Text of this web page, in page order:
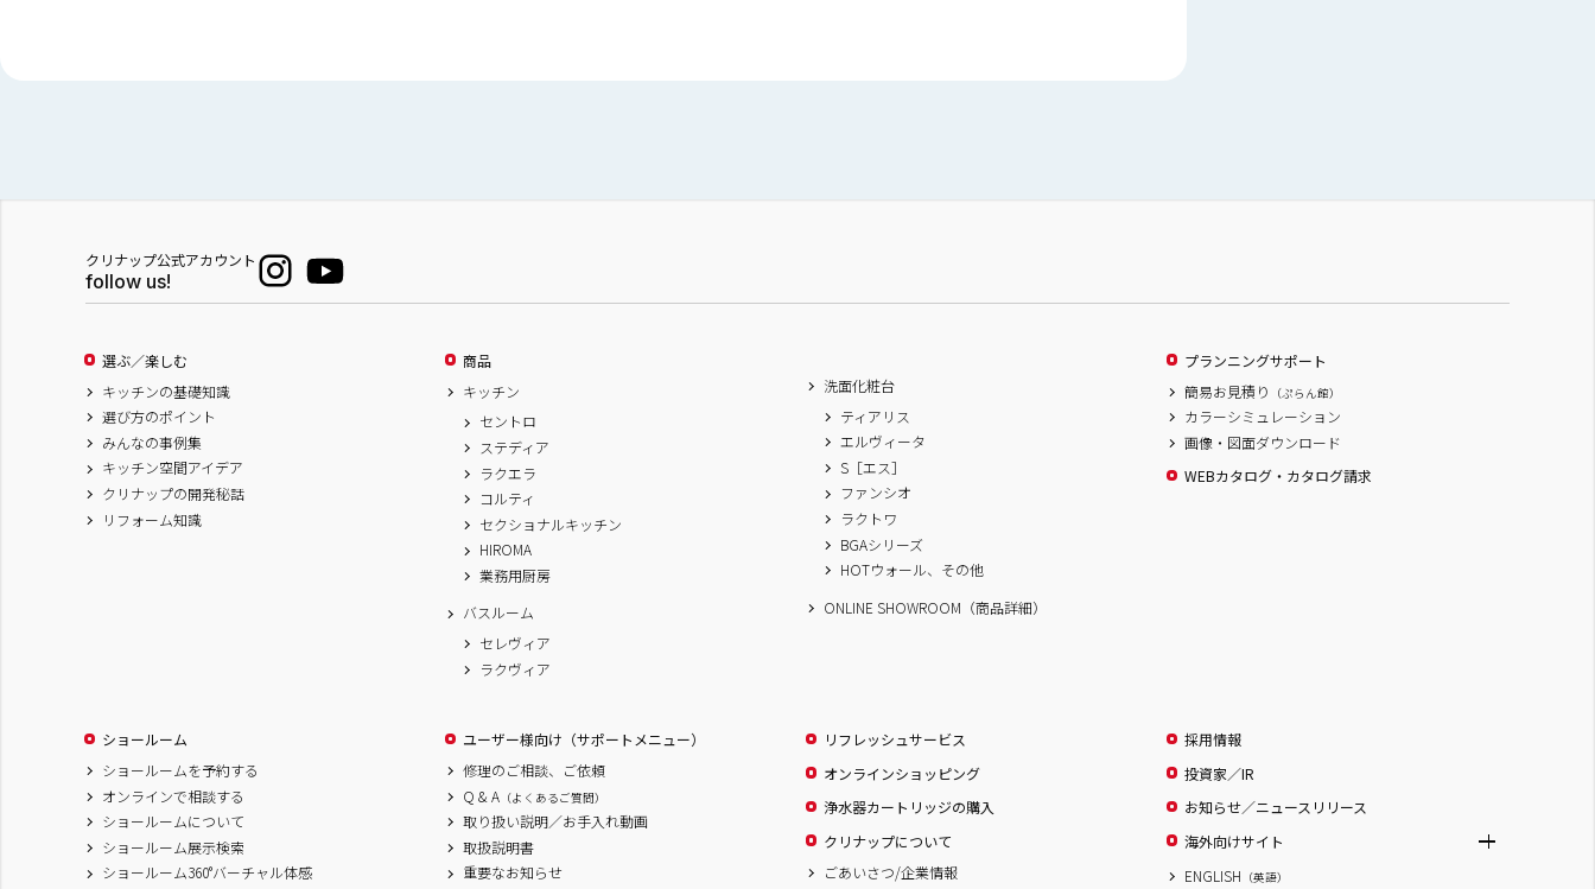
クリナップ公式アカウント
follow us!
選ぶ／楽しむ
キッチンの基礎知識
選び方のポイント
みんなの事例集
キッチン空間アイデア
クリナップの開発秘話
リフォーム知識
商品
キッチン
セントロ
ステディア
ラクエラ
コルティ
セクショナルキッチン
HIROMA
業務用厨房
バスルーム
セレヴィア
ラクヴィア
洗面化粧台
ティアリス
エルヴィータ
S［エス］
ファンシオ
ラクトワ
BGAシリーズ
HOTウォール、その他
ONLINE SHOWROOM（商品詳細）
プランニングサポート
簡易お見積り
（ぷらん館）
カラーシミュレーション
画像・図面ダウンロード
WEBカタログ・カタログ請求
ショールーム
ショールームを予約する
オンラインで相談する
ショールームについて
ショールーム展示検索
ショールーム360°バーチャル体感
ユーザー様向け（サポートメニュー）
修理のご相談、ご依頼
Q & A （よくあるご質問）
取り扱い説明／お手入れ動画
取扱説明書
重要なお知らせ
リフレッシュサービス
オンラインショッピング
浄水器カートリッジの購入
クリナップについて
ごあいさつ/企業情報
採用情報
投資家／IR
お知らせ／ニュースリリース
海外向けサイト
ENGLISH （英語）